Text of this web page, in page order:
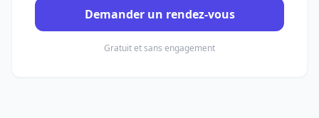
Demander un rendez-vous
Gratuit et sans engagement